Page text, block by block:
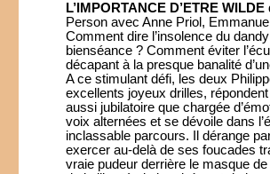
L’IMPORTANCE D’ETRE WILDE
Person avec Anne Priol,
Comment dire l’insolence du
bienséance ? Comment éviter
décapant à la presque banalité
A ce stimulant défi, les deux
excellents joyeux drilles,
aussi jubilatoire que chargée
voix alternées et se dévoile dans
inclassable parcours. Il dérange
exercer au-delà de ses foucades
vraie pudeur derrière le masque